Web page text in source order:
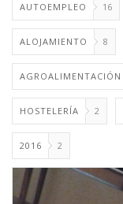
AUTOEMPLEO 16
ALOJAMIENTO 8
AGROALIMENTACIÓN
HOSTELERÍA 2
2016 2